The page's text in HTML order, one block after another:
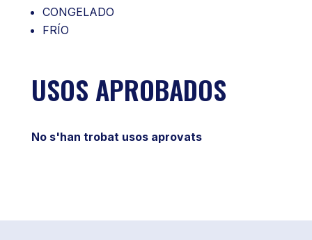
CONGELADO
FRÍO
USOS APROBADOS
No s'han trobat usos aprovats